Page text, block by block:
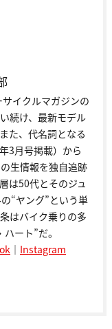
イクルマガジンの
続け、最新モデル
た、代名詞となる
3月号掲載）から
生情報を独自追跡
は50代とそのジュ
“ヤング”という単
はバイク乗りの多
ート”だ。
｜ Instagram